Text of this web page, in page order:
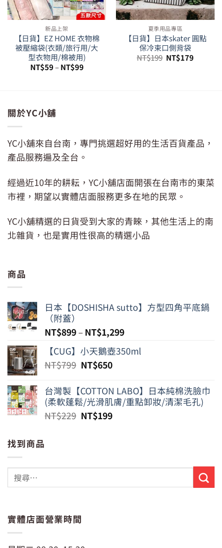
新品上架
【日貨】EZ HOME 衣物棉
被壓縮袋(衣類/旅行用/大
型衣物用/棉被用)
NT$59–NT$99
夏季用品專區
【日貨】日本skater 圓點
保冷束口側背袋
NT$199 原
始
NT$179
關於YC小舖
YC小舖來自台南，專門挑選超好用的生活百貨產品，
產品服務遍及全台。
經過近10年的耕耘，YC小舖店面開張在台南市的東菜
市裡，期望以實體店面服務更多在地的民眾。
YC小舖精選的日貨受到大家的青睞，其他生活上的南
北雜貨，也是實用性很高的精選小品
商品
日本【DOSHISHA sutto】方型四角平底鍋
（附蓋）
NT$899– NT$1,299
【CUG】小天鵝壺350ml
NT$799 原
價
格：
NT$799。
NT$650目
價
格：
NT$650。
台灣製【COTTON LABO】日本純棉洗臉巾
(柔軟蓬鬆/光滑肌膚/重點卸妝/清潔毛孔)
NT$229 原
NT$199目
找到商品
實體店面營業時間